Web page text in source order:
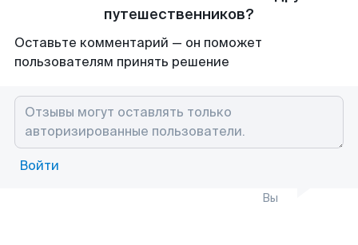
путешественников?
Оставьте комментарий — он поможет
пользователям принять решение
Войти
Вы